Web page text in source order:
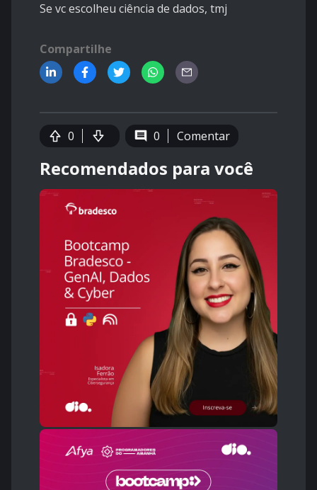
Se vc escolheu ciência de dados, tmj
Compartilhe
0 0 Comentar
Recomendados para você